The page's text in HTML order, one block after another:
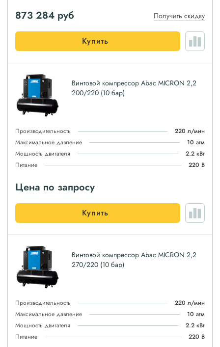
873 284 руб Получить скидку
Купить
Винтовой компрессор Abac MICRON 2,2
200/220 (10 бар)
Производительность
220 л/мин
Максимальное давление
10 атм
Мощность двигателя
2.2 кВт
Питание
220 В
Цена по запросу
Купить
Винтовой компрессор Abac MICRON 2,2
270/220 (10 бар)
Производительность
220 л/мин
Максимальное давление
10 атм
Мощность двигателя
2.2 кВт
Питание
220 В